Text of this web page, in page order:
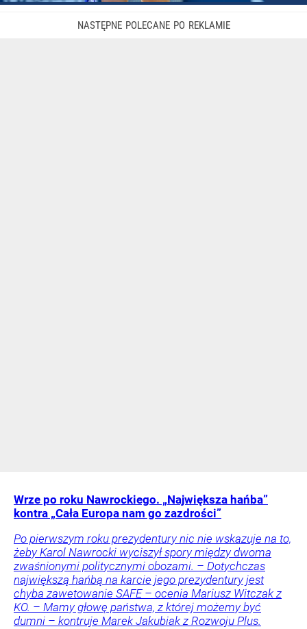
Wrze po roku Nawrockiego. „Największa hańba”
kontra „Cała Europa nam go zazdrości”
Po pierwszym roku prezydentury nic nie wskazuje na to,
żeby Karol Nawrocki wyciszył spory między dwoma
zwaśnionymi politycznymi obozami. – Dotychczas
największą hańbą na karcie jego prezydentury jest
chyba zawetowanie SAFE – ocenia Mariusz Witczak z
KO. – Mamy głowę państwa, z której możemy być
dumni – kontruje Marek Jakubiak z Rozwoju Plus.